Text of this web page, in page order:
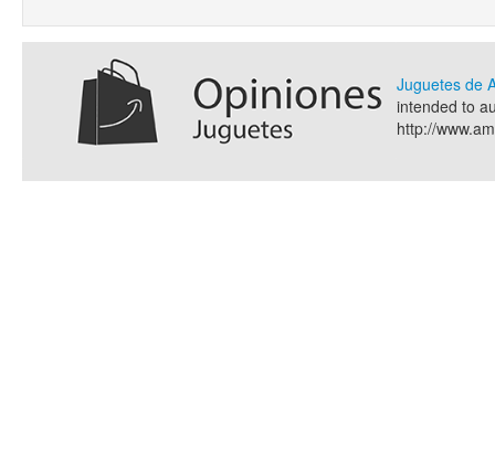
Juguetes de
intended to
http://